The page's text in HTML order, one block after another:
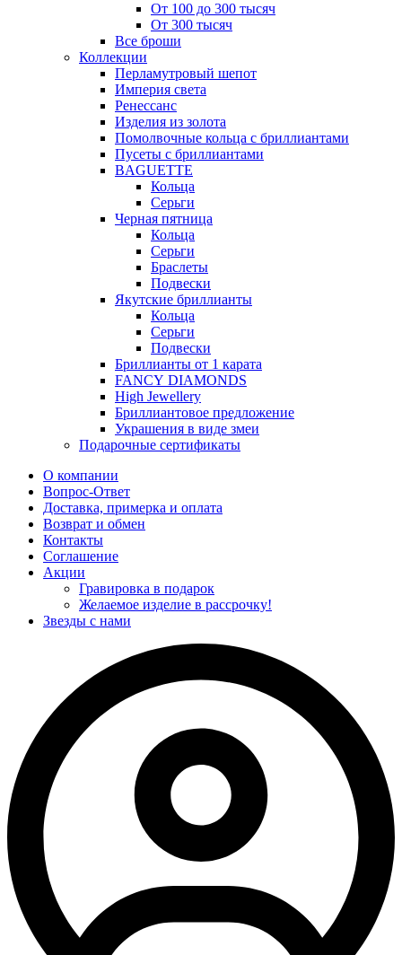
От 100 до 300 тысяч
От 300 тысяч
Все броши
Коллекции
Перламутровый шепот
Империя света
Ренессанс
Изделия из золота
Помолвочные кольца с бриллиантами
Пусеты с бриллиантами
BAGUETTE
Кольца
Серьги
Черная пятница
Кольца
Серьги
Браслеты
Подвески
Якутские бриллианты
Кольца
Серьги
Подвески
Бриллианты от 1 карата
FANCY DIAMONDS
High Jewellery
Бриллиантовое предложение
Украшения в виде змеи
Подарочные сертификаты
О компании
Вопрос-Ответ
Доставка, примерка и оплата
Возврат и обмен
Контакты
Соглашение
Акции
Гравировка в подарок
Желаемое изделие в рассрочку!
Звезды с нами